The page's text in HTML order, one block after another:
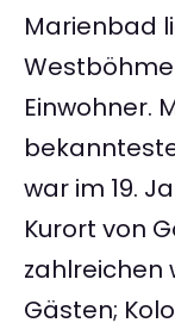
Marienbad
Einwohner.
war im 19.
Kurort von
zahlreichen
Gästen;